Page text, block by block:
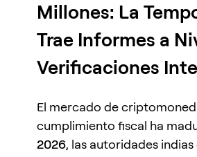
Millones: La
Trae Informes a
Verificaciones
El mercado de
cumplimiento fiscal ha
2026, las autoridades